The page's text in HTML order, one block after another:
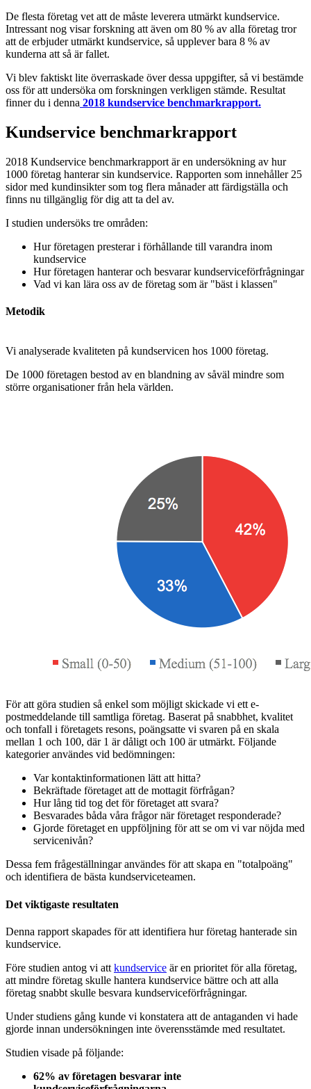
De flesta företag vet att de måste leverera utmärkt kundservice.
Intressant nog visar forskning att även om 80 % av alla företag tror
att de erbjuder utmärkt kundservice, så upplever bara 8 % av
kunderna att så är fallet.
Vi blev faktiskt lite överraskade över dessa uppgifter, så vi bestämde
oss för att undersöka om forskningen verkligen stämde. Resultat
finner du i denna 2018 kundservice benchmarkrapport.
Kundservice benchmarkrapport
2018 Kundservice benchmarkrapport är en undersökning av hur
1000 företag hanterar sin kundservice. Rapporten som innehåller 25
sidor med kundinsikter som tog flera månader att färdigställa och
finns nu tillgänglig för dig att ta del av.
I studien undersöks tre områden:
Hur företagen presterar i förhållande till varandra inom
kundservice
Hur företagen hanterar och besvarar kundserviceförfrågningar
Vad vi kan lära oss av de företag som är "bäst i klassen"
Metodik
Vi analyserade kvaliteten på kundservicen hos 1000 företag.
De 1000 företagen bestod av en blandning av såväl mindre som
större organisationer från hela världen.
För att göra studien så enkel som möjligt skickade vi ett e-
postmeddelande till samtliga företag. Baserat på snabbhet, kvalitet
och tonfall i företagets resons, poängsatte vi svaren på en skala
mellan 1 och 100, där 1 är dåligt och 100 är utmärkt. Följande
kategorier användes vid bedömningen:
Var kontaktinformationen lätt att hitta?
Bekräftade företaget att de mottagit förfrågan?
Hur lång tid tog det för företaget att svara?
Besvarades båda våra frågor när företaget responderade?
Gjorde företaget en uppföljning för att se om vi var nöjda med
servicenivån?
Dessa fem frågeställningar användes för att skapa en "totalpoäng"
och identifiera de bästa kundserviceteamen.
Det viktigaste resultaten
Denna rapport skapades för att identifiera hur företag hanterade sin
kundservice.
Före studien antog vi att kundservice är en prioritet för alla företag,
att mindre företag skulle hantera kundservice bättre och att alla
företag snabbt skulle besvara kundserviceförfrågningar.
Under studiens gång kunde vi konstatera att de antaganden vi hade
gjorde innan undersökningen inte överensstämde med resultatet.
Studien visade på följande:
62% av företagen besvarar inte